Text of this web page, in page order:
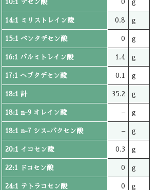
10:1 デセン酸 0 g
14:1 ミリストレイン酸 0.8 g
15:1 ペンタデセン酸 0 g
16:1 パルミトレイン酸 1.4 g
17:1 ヘプタデセン酸 0.1 g
18:1 計 35.2 g
18:1 n-9 オレイン酸 – g
18:1 n-7 シス-バクセン酸 – g
20:1 イコセン酸 0.3 g
22:1 ドコセン酸 0 g
24:1 テトラコセン酸 0 g